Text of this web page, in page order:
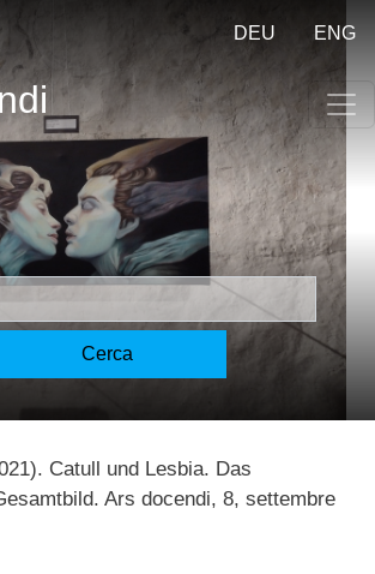
Cerca
DEU ENG
Lesbia – Catullo e
and Lesbia
[Maier]
Catull und Lesbia. Das
Ars docendi, 8, settembre